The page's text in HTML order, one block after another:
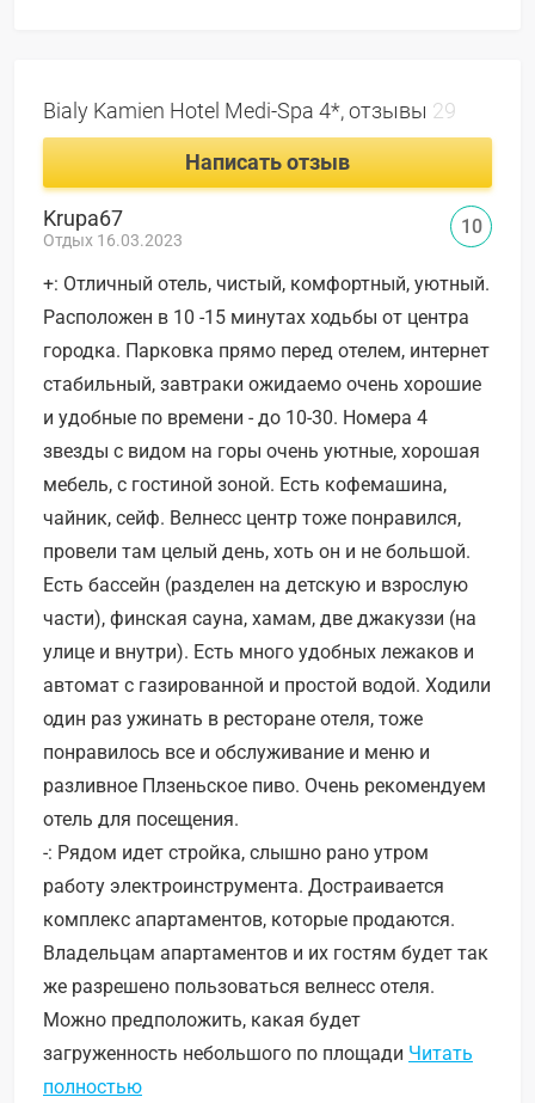
Bialy Kamien Hotel Medi-Spa 4*, отзывы 29
Написать отзыв
Krupa67
Отдых 16.03.2023
+: Отличный отель, чистый, комфортный, уютный.
Расположен в 10 -15 минутах ходьбы от центра
городка. Парковка прямо перед отелем, интернет
стабильный, завтраки ожидаемо очень хорошие
и удобные по времени - до 10-30. Номера 4
звезды с видом на горы очень уютные, хорошая
мебель, с гостиной зоной. Есть кофемашина,
чайник, сейф. Велнесс центр тоже понравился,
провели там целый день, хоть он и не большой.
Есть бассейн (разделен на детскую и взрослую
части), финская сауна, хамам, две джакуззи (на
улице и внутри). Есть много удобных лежаков и
автомат с газированной и простой водой. Ходили
один раз ужинать в ресторане отеля, тоже
понравилось все и обслуживание и меню и
разливное Плзеньское пиво. Очень рекомендуем
отель для посещения.
-: Рядом идет стройка, слышно рано утром
работу электроинструмента. Достраивается
комплекс апартаментов, которые продаются.
Владельцам апартаментов и их гостям будет так
же разрешено пользоваться велнесс отеля.
Можно предположить, какая будет
загруженность небольшого по площади Читать
полностью
10